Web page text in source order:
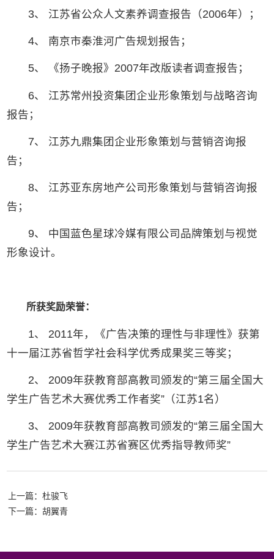
3、 江苏省公众人文素养调查报告（2006年）；
4、 南京市秦淮河广告规划报告；
5、 《扬子晚报》2007年改版读者调查报告；
6、 江苏常州投资集团企业形象策划与战略咨询
报告；
7、 江苏九鼎集团企业形象策划与营销咨询报
告；
8、 江苏亚东房地产公司形象策划与营销咨询报
告；
9、 中国蓝色星球冷媒有限公司品牌策划与视觉
形象设计。
所获奖励荣誉：
1、 2011年，《广告决策的理性与非理性》获第
十一届江苏省哲学社会科学优秀成果奖三等奖；
2、 2009年获教育部高教司颁发的“第三届全国大
学生广告艺术大赛优秀工作者奖”（江苏1名）
3、 2009年获教育部高教司颁发的“第三届全国大
学生广告艺术大赛江苏省赛区优秀指导教师奖”
上一篇：杜骏飞
下一篇：胡翼青